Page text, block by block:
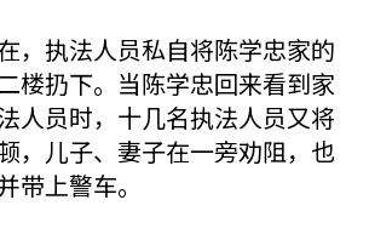
，执法人员私自将陈学忠家的
楼扔下。当陈学忠回来看到家
人员时，十几名执法人员又将
，儿子、妻子在一旁劝阻，也
带上警车。